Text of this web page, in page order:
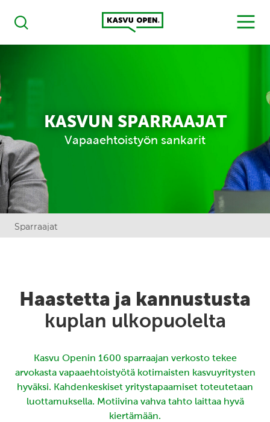
Haku
Kasvu Open
MENU
KASVUN SPARRAAJAT
Vapaaehtoistyön sankarit
Sparraajat
Haastetta ja kannustusta
kuplan ulkopuolelta
Kasvu Openin 1600 sparraajan verkosto tekee
arvokasta vapaaehtoistyötä kotimaisten kasvuyritysten
hyväksi. Kahdenkeskiset yritystapaamiset toteutetaan
luottamuksella. Motiivina vahva tahto laittaa hyvä
kiertämään.